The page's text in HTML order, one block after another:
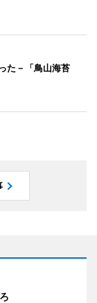
た－「鳥山海苔